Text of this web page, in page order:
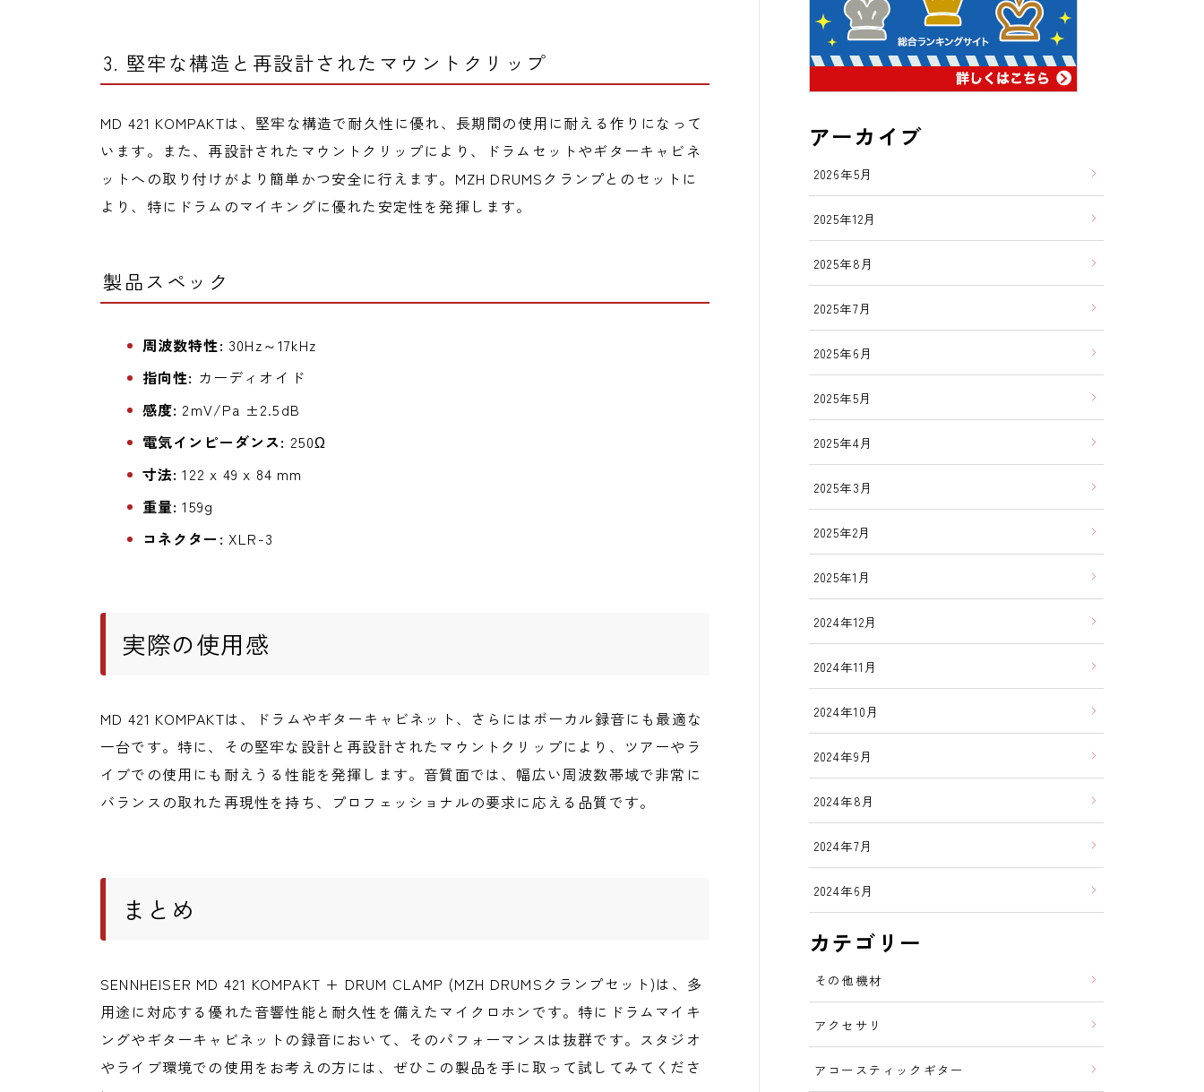
3. 堅牢な構造と再設計されたマウントクリップ
MD 421 KOMPAKTは、堅牢な構造で耐久性に優れ、長期間の使用に耐える作りになって
います。また、再設計されたマウントクリップにより、ドラムセットやギターキャビネ
ットへの取り付けがより簡単かつ安全に行えます。MZH DRUMSクランプとのセットに
より、特にドラムのマイキングに優れた安定性を発揮します。
製品スペック
周波数特性: 30Hz～17kHz
指向性: カーディオイド
感度: 2mV/Pa ±2.5dB
電気インピーダンス: 250Ω
寸法: 122 x 49 x 84 mm
重量: 159g
コネクター: XLR-3
実際の使用感
MD 421 KOMPAKTは、ドラムやギターキャビネット、さらにはボーカル録音にも最適な
一台です。特に、その堅牢な設計と再設計されたマウントクリップにより、ツアーやラ
イブでの使用にも耐えうる性能を発揮します。音質面では、幅広い周波数帯域で非常に
バランスの取れた再現性を持ち、プロフェッショナルの要求に応える品質です。
まとめ
SENNHEISER MD 421 KOMPAKT + DRUM CLAMP (MZH DRUMSクランプセット)は、多
用途に対応する優れた音響性能と耐久性を備えたマイクロホンです。特にドラムマイキ
ングやギターキャビネットの録音において、そのパフォーマンスは抜群です。スタジオ
やライブ環境での使用をお考えの方には、ぜひこの製品を手に取って試してみてくださ
アーカイブ
2026年5月
2025年12月
2025年8月
2025年7月
2025年6月
2025年5月
2025年4月
2025年3月
2025年2月
2025年1月
2024年12月
2024年11月
2024年10月
2024年9月
2024年8月
2024年7月
2024年6月
カテゴリー
その他機材
アクセサリ
アコースティックギター